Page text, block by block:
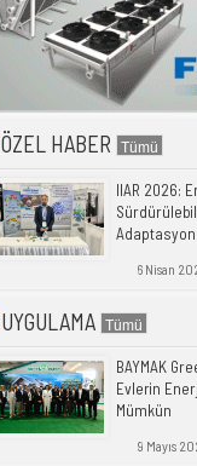
ÖZEL HABER
IIAR 2026:
Adaptasyon
6 Nisan
UYGULAMA
BAYMAK
Evlerin
Mümkün
9 Mayıs